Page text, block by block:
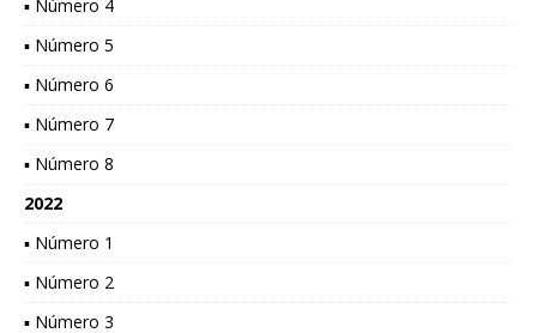
▪ Número 4
▪ Número 5
▪ Número 6
▪ Número 7
▪ Número 8
2022
▪ Número 1
▪ Número 2
▪ Número 3